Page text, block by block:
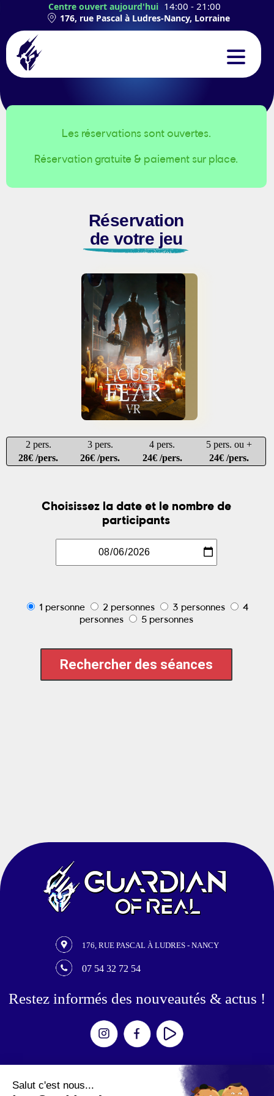
Centre ouvert aujourd'hui 14:00 - 21:00
176, rue Pascal à Ludres-Nancy, Lorraine
EXPÉRIENCES
TEAMBUILDING
Les réservations sont ouvertes.
Réservation gratuite & paiement sur place.
Réservation
de votre jeu
2 pers. 3 pers. 4 pers.
5 pers. ou +
28€ /pers.
26€ /pers. 24€ /pers. 24€ /pers.
Choisissez la date et le nombre de
participants
1 personne 2 personnes 3 personnes
4
personnes
5 personnes
176, RUE PASCAL À LUDRES - NANCY
07 54 32 72 54
Restez informés des nouveautés & actus !